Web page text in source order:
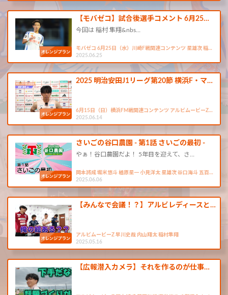
【モバゼコ】試合後選手コメント 6月25…
今回は 稲村 隼翔&nbs…
モバゼコ 6月25日（水）川崎F戦関連コンテンツ 星雄次 稲…
2025.06.25
2025 明治安田J1リーグ第20節 横浜F・マ…
6月15日（日）横浜FM戦関連コンテンツ アルビムービーZ…
2025.06.14
さいごの谷口農園 - 第1話 さいごの最初 -
やぁ！谷口農園だよ！ 5年目を迎えて、さ…
岡本將成 堀米悠斗 楢原星一 小見洋太 星雄次 谷口海斗 五百…
2025.06.06
【みんなで会議！？】アルビレディースと…
アルビムービーZ 早川史哉 内山翔太 稲村隼翔
2025.05.16
【広報潜入カメラ】それを作るのが仕事…